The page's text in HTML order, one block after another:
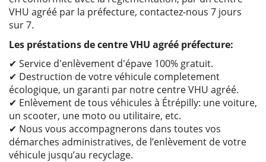
VHU agréé par la préfecture, contactez-nous 7 jours
sur 7.
Les préstations de centre VHU agréé préfecture:
✔ Service d'enlèvement d'épave 100% gratuit.
✔ Destruction de votre véhicule completement
écologique, un garanti par notre centre VHU agréé.
✔ Enlèvement de tous véhicules à Étrépilly: une voiture,
un scooter, une moto ou utilitaire, etc.
✔ Nous vous accompagnerons dans toutes vos
démarches administratives, de l’enlèvement de votre
véhicule jusqu’au recyclage.